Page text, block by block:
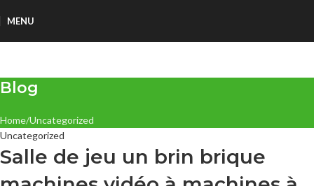
MENU
Blog
Home Uncategorized
Uncategorized
Salle de jeu un brin brique